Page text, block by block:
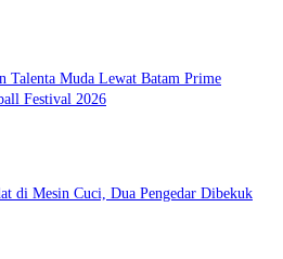
Talenta Muda Lewat Batam Prime
Festival 2026
di Mesin Cuci, Dua Pengedar Dibekuk